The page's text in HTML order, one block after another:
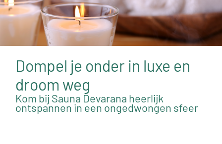
Dompel je onder in luxe en
droom weg
Kom bij Sauna Devarana heerlijk
ontspannen in een ongedwongen sfeer